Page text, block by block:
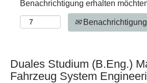
Benachrichtigung erhalten
Duales Studium (B.Eng.)
Fahrzeug System